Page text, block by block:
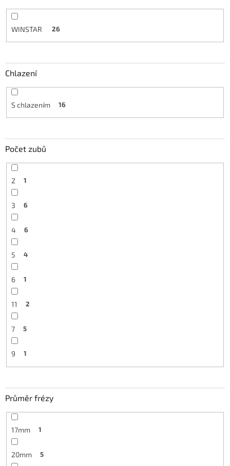
WINSTAR 26
Chlazení
S chlazením 16
Počet zubů
2 1
3 6
4 6
5 4
6 1
11 2
7 5
9 1
Průměr frézy
17mm 1
20mm 5